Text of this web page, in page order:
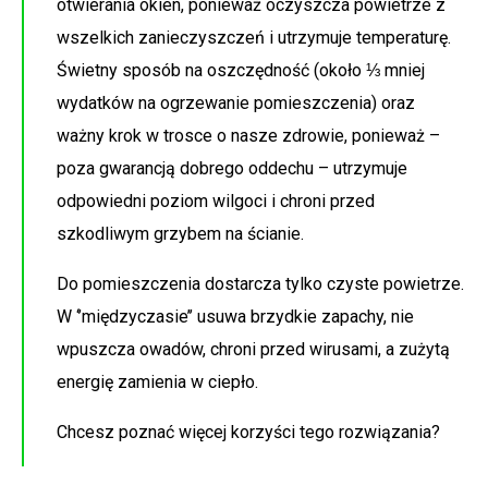
otwierania okien, ponieważ oczyszcza powietrze z
wszelkich zanieczyszczeń i utrzymuje temperaturę.
Świetny sposób na oszczędność (około ⅓ mniej
wydatków na ogrzewanie pomieszczenia) oraz
ważny krok w trosce o nasze zdrowie, ponieważ –
poza gwarancją dobrego oddechu – utrzymuje
odpowiedni poziom wilgoci i chroni przed
szkodliwym grzybem na ścianie.
Do pomieszczenia dostarcza tylko czyste powietrze.
W ‘’międzyczasie’’ usuwa brzydkie zapachy, nie
wpuszcza owadów, chroni przed wirusami, a zużytą
energię zamienia w ciepło.
Chcesz poznać więcej korzyści tego rozwiązania?